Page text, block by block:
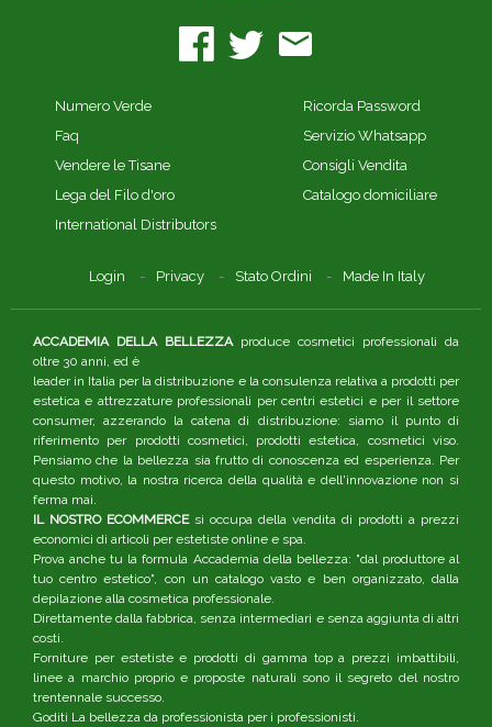
Numero Verde
Faq
Vendere le Tisane
Lega del Filo d'oro
International Distributors
Ricorda Password
Servizio Whatsapp
Consigli Vendita
Catalogo domiciliare
Login Privacy Stato Ordini Made In Italy
ACCADEMIA DELLA BELLEZZAproduce cosmetici professionali da
oltre 30 anni, ed è
leader in Italia per la distribuzione e la consulenza relativa a prodotti per
estetica e attrezzature professionali per centri estetici e per il settore
consumer, azzerando la catena di distribuzione: siamo il punto di
riferimento per prodotti cosmetici, prodotti estetica, cosmetici viso.
Pensiamo che la bellezza sia frutto di conoscenza ed esperienza. Per
questo motivo, la nostra ricerca della qualità e dell'innovazione non si
ferma mai.
IL NOSTRO ECOMMERCEsi occupa della vendita di prodotti a prezzi
economici di articoli per estetiste online e spa.
Prova anche tu la formula Accademia della bellezza: "dal produttore al
tuo centro estetico", con un catalogo vasto e ben organizzato, dalla
depilazione alla cosmetica professionale.
Direttamente dalla fabbrica, senza intermediari e senza aggiunta di altri
costi.
Forniture per estetiste e prodotti di gamma top a prezzi imbattibili,
linee a marchio proprio e proposte naturali sono il segreto del nostro
trentennale successo.
Goditi La bellezza da professionista per i professionisti.